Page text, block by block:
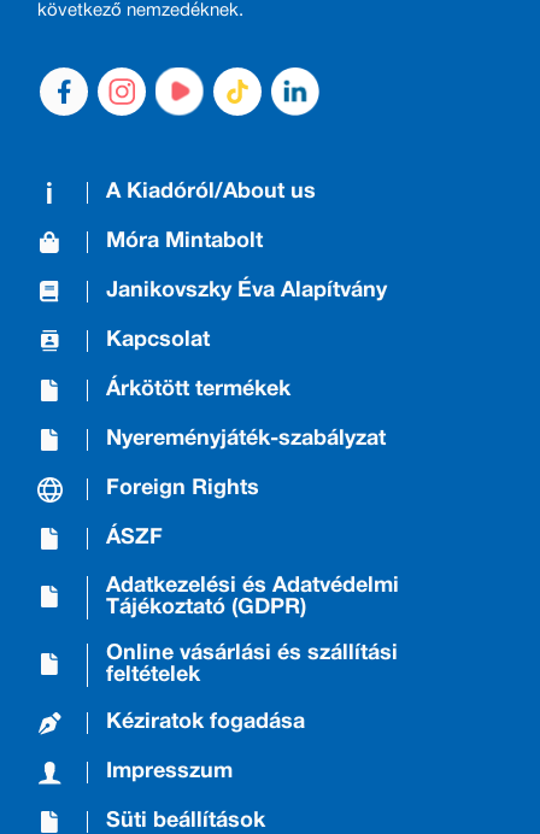
következő nemzedéknek.
A Kiadóról/About us
Móra Mintabolt
Janikovszky Éva Alapítvány
Kapcsolat
Árkötött termékek
Nyereményjáték-szabályzat
Foreign Rights
ÁSZF
Adatkezelési és Adatvédelmi
Tájékoztató (GDPR)
Online vásárlási és szállítási
feltételek
Kéziratok fogadása
Impresszum
Süti beállítások